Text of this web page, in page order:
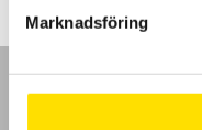
Marknadsföring